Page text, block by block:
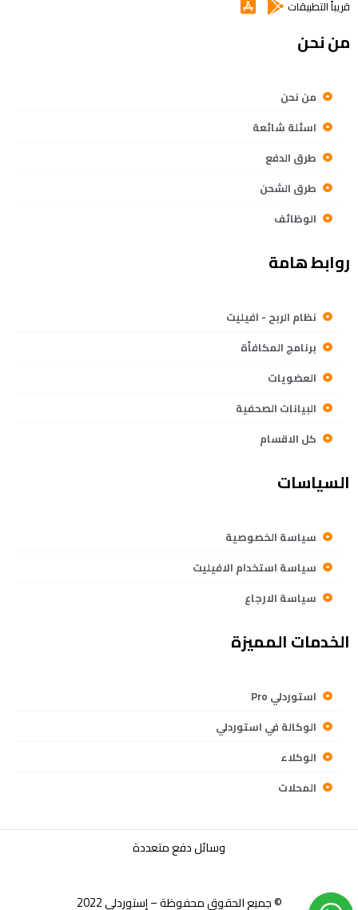
قريباً التطبيقات
من نحن
من نحن
اسئلة شائعة
طرق الدفع
طرق الشحن
الوظائف
روابط هامة
نظام الربح - افيليت
برنامج المكافأة
العضويات
البيانات الصحفية
كل الاقسام
السياسات
سياسة الخصوصية
سياسة استخدام الافيليت
سياسة الارجاع
الخدمات المميزة
استوردلي Pro
الوكالة في استوردلي
الوكلاء
المحلات
وسائل دفع متعددة
© جميع الحقوق محفوظة – إستوردلي 2022